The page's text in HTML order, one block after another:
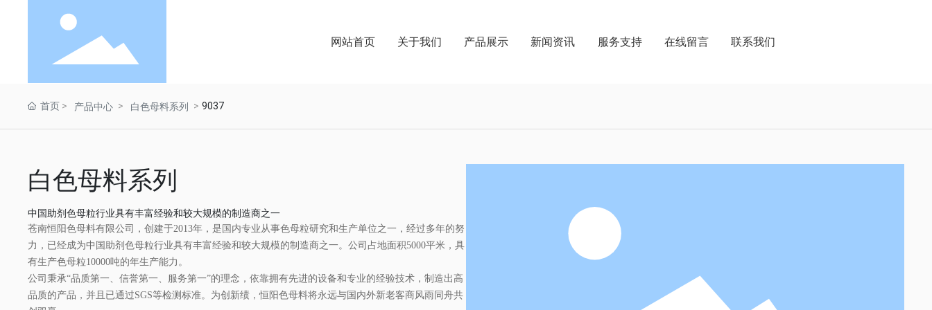
网站首页 关于我们 产品展示 新闻资讯 服务支持 在线留言 联系我们
首页 产品中心 白色母料系列 9037
白色母料系列
中国助剂色母粒行业具有丰富经验和较大规模的制造商之一
苍南恒阳色母料有限公司，创建于2013年，是国内专业从事色母粒研究和生产单位之一，经过多年的努
力，已经成为中国助剂色母粒行业具有丰富经验和较大规模的制造商之一。公司占地面积5000平米，具
有生产色母粒10000吨的年生产能力。
公司秉承“品质第一、信誉第一、服务第一”的理念，依靠拥有先进的设备和专业的经验技术，制造出高
品质的产品，并且已通过SGS等检测标准。为创新绩，恒阳色母料将永远与国内外新老客商风雨同舟共